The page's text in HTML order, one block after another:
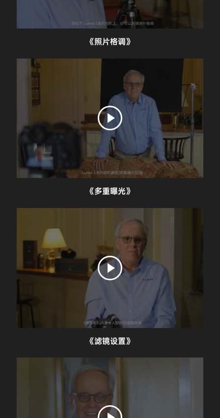
《照片格调》
《多重曝光》
《滤镜设置》